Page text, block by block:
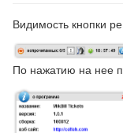
Видимость кнопки
По нажатию на нее